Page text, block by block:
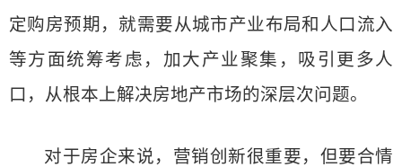
定购房预期，就需要从城市产业布局和人口流入
等方面统筹考虑，加大产业聚集，吸引更多人
口，从根本上解决房地产市场的深层次问题。
对于房企来说，营销创新很重要，但要合情